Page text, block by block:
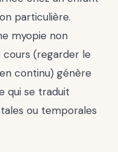
particulière.
myopie non
(regarder le
continu) génère
qui se traduit
ou temporales